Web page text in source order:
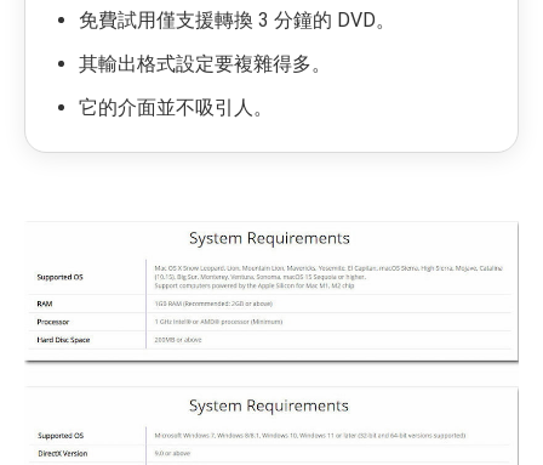
免費試用僅支援轉換 3 分鐘的 DVD。
其輸出格式設定要複雜得多。
它的介面並不吸引人。